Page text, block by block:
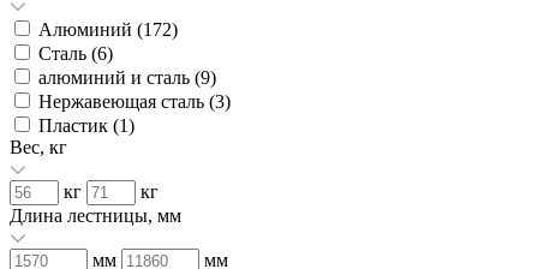
Алюминий (172)
Сталь (6)
алюминий и сталь (9)
Нержавеющая сталь (3)
Пластик (1)
Вес, кг
кг
кг
Длина лестницы, мм
мм
мм